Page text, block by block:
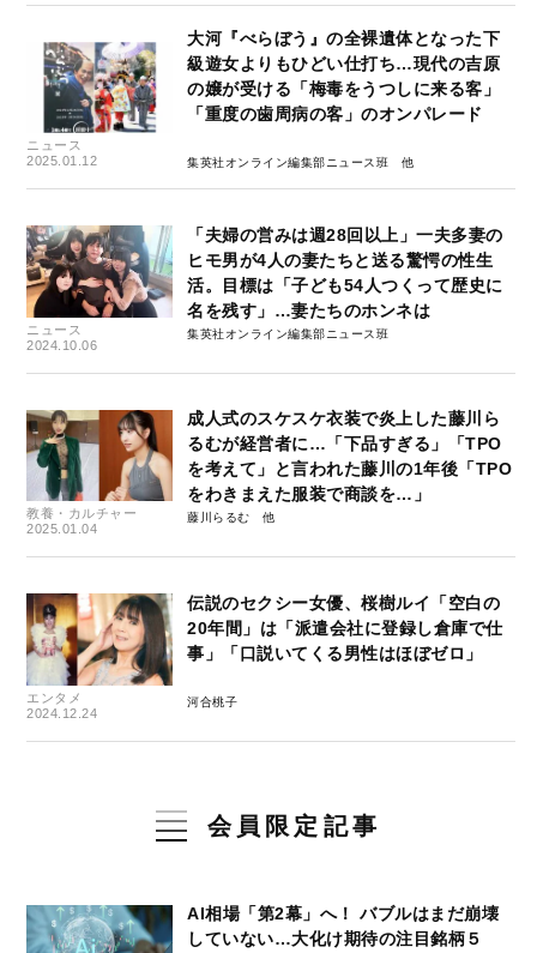
ニュース
2025.01.12
大河『べらぼう』の全裸遺体となった下
級遊女よりもひどい仕打ち…現代の吉原
の嬢が受ける「梅毒をうつしに来る客」
「重度の歯周病の客」のオンパレード
集英社オンライン編集部ニュース班
ニュース
2024.10.06
「夫婦の営みは週28回以上」一夫多妻の
ヒモ男が4人の妻たちと送る驚愕の性生
活。目標は「子ども54人つくって歴史に
名を残す」…妻たちのホンネは
集英社オンライン編集部ニュース班
教養・カルチャー
2025.01.04
成人式のスケスケ衣装で炎上した藤川ら
るむが経営者に…「下品すぎる」「TPO
を考えて」と言われた藤川の1年後「TPO
をわきまえた服装で商談を…」
藤川らるむ
エンタメ
2024.12.24
伝説のセクシー女優、桜樹ルイ「空白の
20年間」は「派遣会社に登録し倉庫で仕
事」「口説いてくる男性はほぼゼロ」
河合桃子
会員限定記事
AI相場「第2幕」へ！ バブルはまだ崩壊
していない…大化け期待の注目銘柄５